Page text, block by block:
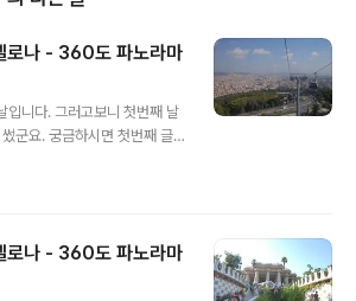
로나 - 360도 파노라마
입니다. 그러고보니 첫번째 날
군요. 궁금하시면 첫번째 글,
둘러보기로 했습니다. 바르
덕에 있습니다. 일단 지하철
을 올라가서 걸어내려오기로
로나 - 360도 파노라마